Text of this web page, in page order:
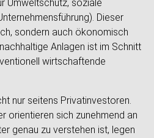
Umweltschutz, soziale
Dieser
sondern auch ökonomisch
Anlagen ist im Schnitt
wirtschaftende
nur seitens Privatinvestoren.
orientieren sich zunehmend an
genau zu verstehen ist, legen